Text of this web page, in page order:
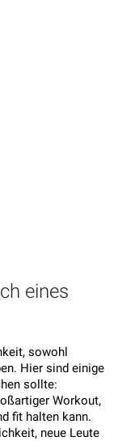
eines
sowohl
Hier sind einige
sollte:
Workout,
fit halten kann.
neue Leute